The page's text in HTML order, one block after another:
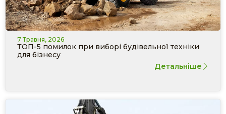
7 Травня, 2026
ТОП-5 помилок при виборі будівельної техніки
для бізнесу
Детальніше